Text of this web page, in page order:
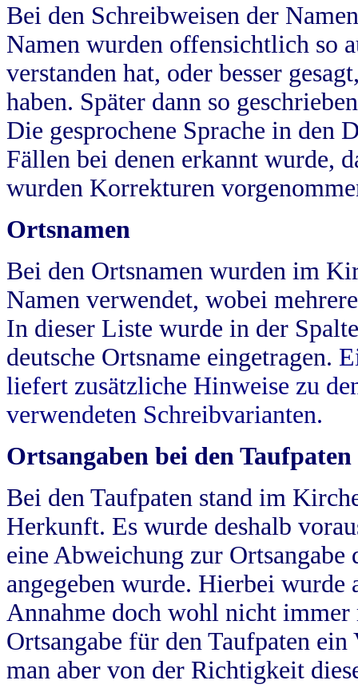
Bei den Schreibweisen der
Namen wurden offensichtlich so
verstanden hat, oder besser
haben. Später dann so
Die gesprochene Sprache in
Fällen bei denen erkannt wurde,
wurden Korrekturen
Ortsnamen
Bei den Ortsnamen wurden im
Namen verwendet, wobei
In dieser Liste wurde in der
deutsche Ortsname eingetragen.
liefert zusätzliche Hinweise zu
verwendeten Schreibvarianten.
Ortsangaben bei den Taufpaten
Bei den Taufpaten stand im
Herkunft. Es wurde deshalb
eine Abweichung zur
angegeben wurde. Hierbei wurde
Annahme doch wohl nicht
Ortsangabe für den Taufpaten
man aber von der Richtigkeit